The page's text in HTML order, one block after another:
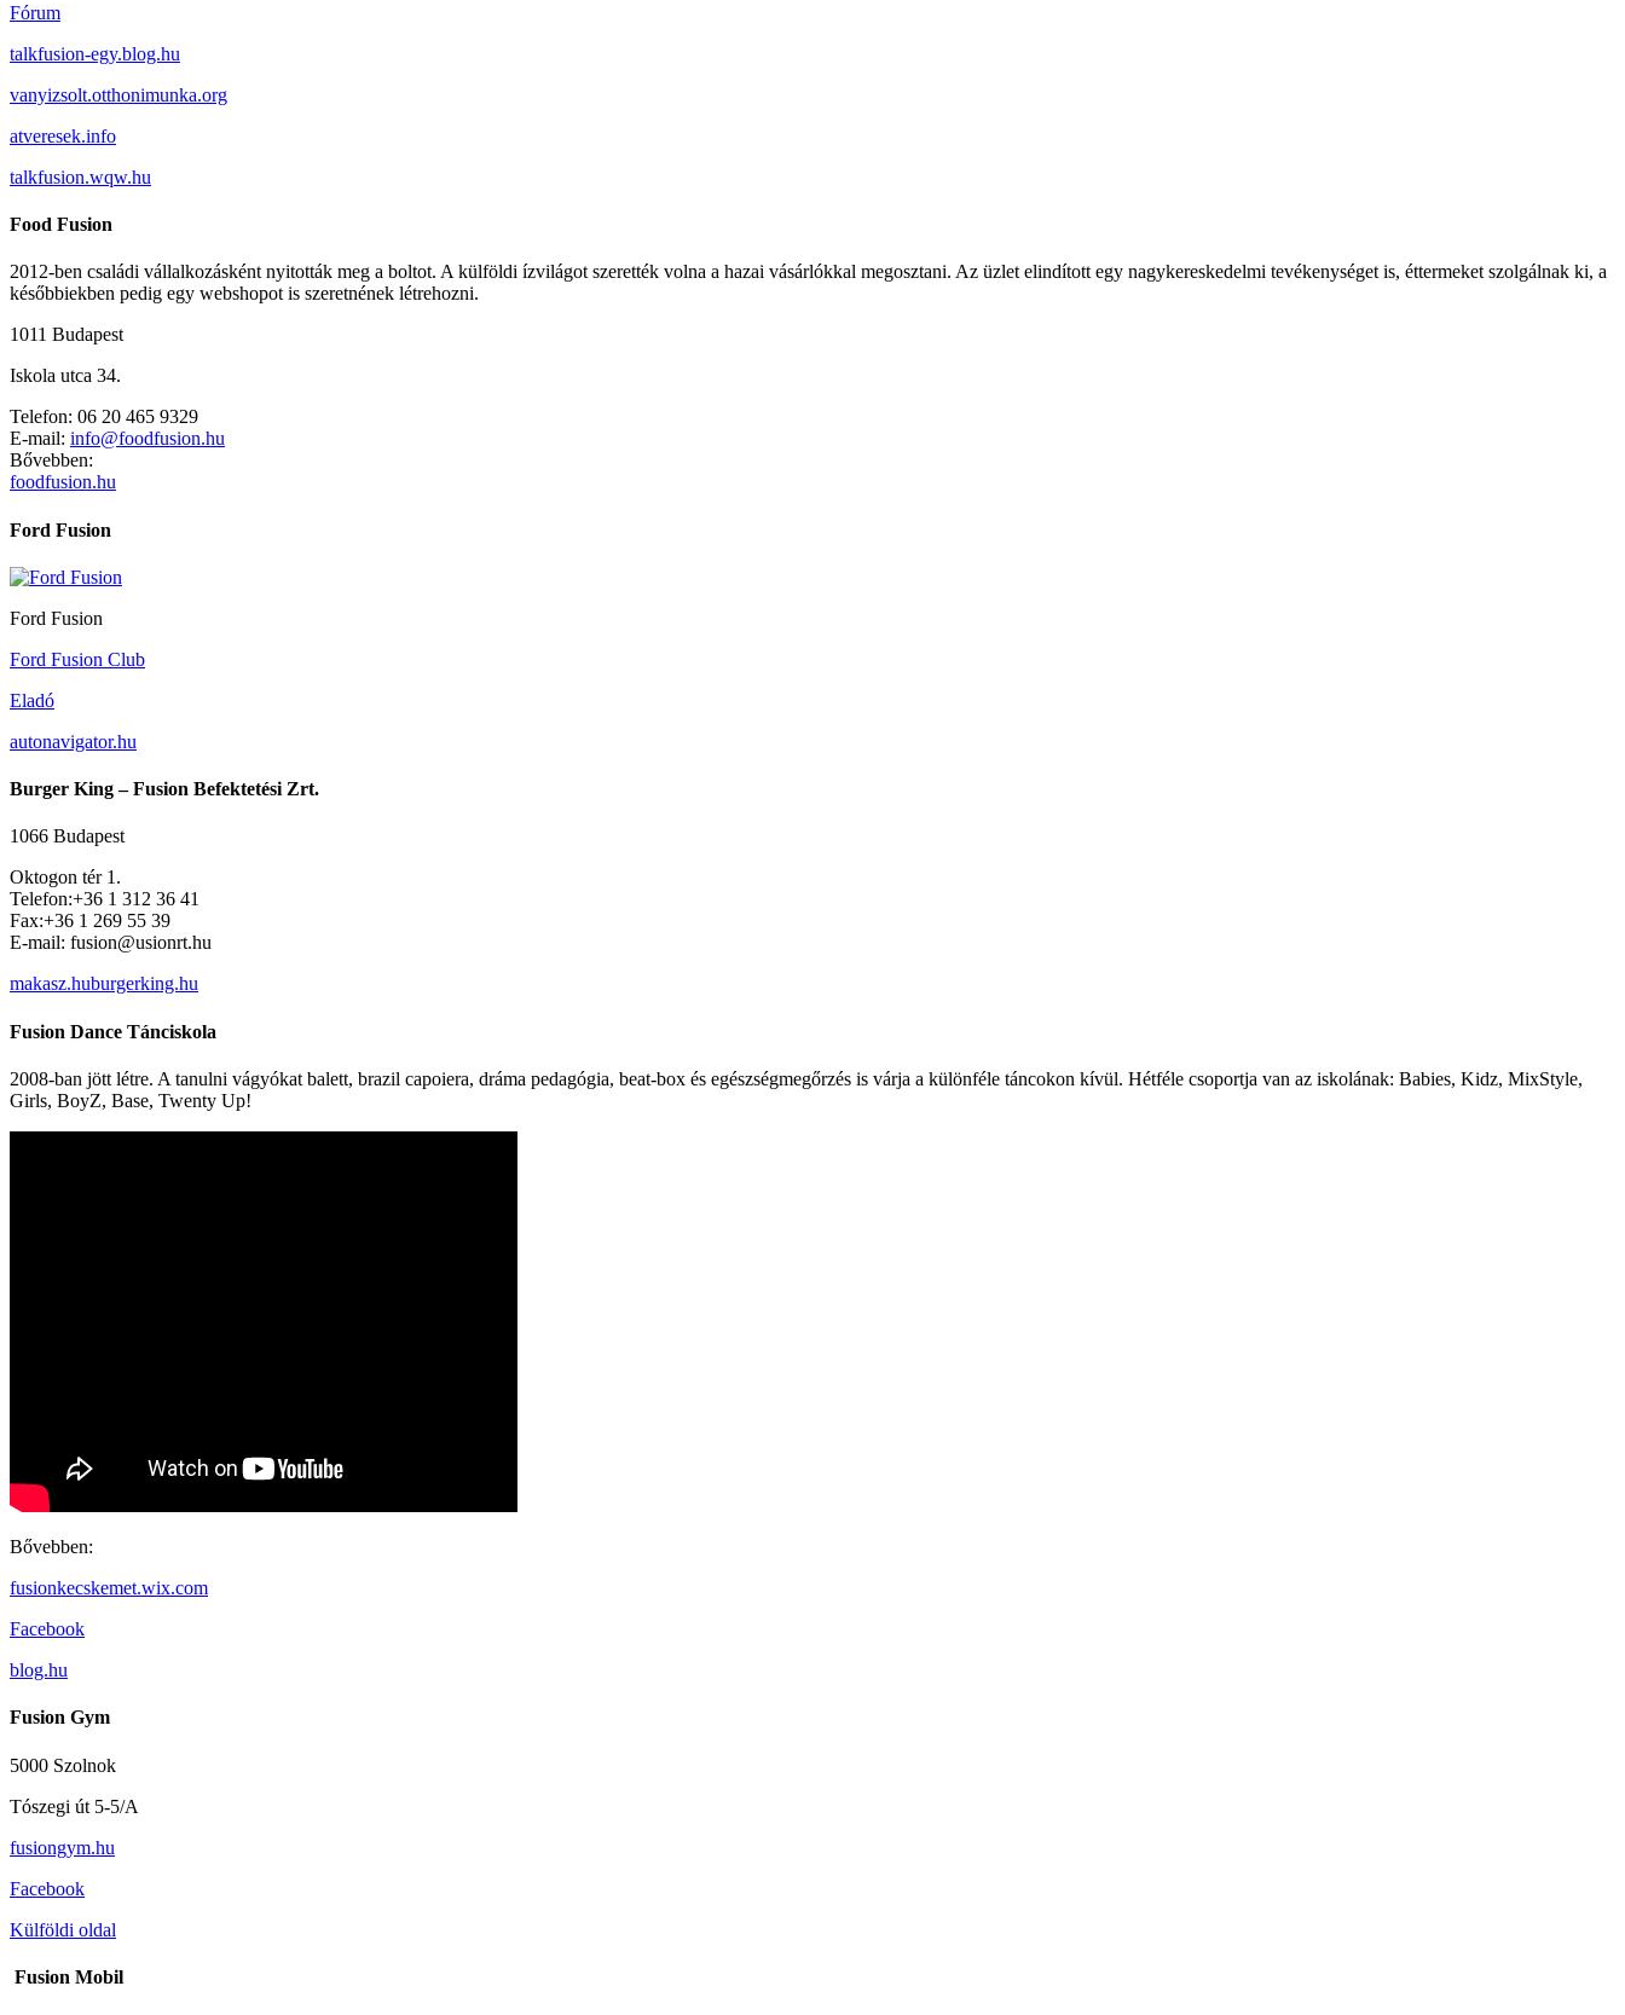
Fórum
talkfusion-egy.blog.hu
vanyizsolt.otthonimunka.org
atveresek.info
talkfusion.wqw.hu
Food Fusion
2012-ben családi vállalkozásként nyitották meg a boltot. A külföldi ízvilágot szerették volna a hazai vásárlókkal megosztani. Az üzlet elindított egy nagykereskedelmi tevékenységet is, éttermeket szolgálnak ki, a
későbbiekben pedig egy webshopot is szeretnének létrehozni.
1011 Budapest
Iskola utca 34.
Telefon: 06 20 465 9329
E-mail: info@foodfusion.hu
Bővebben:
foodfusion.hu
Ford Fusion
Ford Fusion
Ford Fusion Club
Eladó
autonavigator.hu
Burger King – Fusion Befektetési Zrt.
1066 Budapest
Oktogon tér 1.
Telefon:+36 1 312 36 41
Fax:+36 1 269 55 39
E-mail: fusion@usionrt.hu
makasz.huburgerking.hu
Fusion Dance Tánciskola
2008-ban jött létre. A tanulni vágyókat balett, brazil capoiera, dráma pedagógia, beat-box és egészségmegőrzés is várja a különféle táncokon kívül. Hétféle csoportja van az iskolának: Babies, Kidz, MixStyle,
Girls, BoyZ, Base, Twenty Up!
Bővebben:
fusionkecskemet.wix.com
Facebook
blog.hu
Fusion Gym
5000 Szolnok
Tószegi út 5-5/A
fusiongym.hu
Facebook
Külföldi oldal
Fusion Mobil